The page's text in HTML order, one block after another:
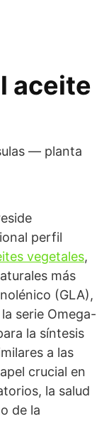
aceite
perfil
vegetales,
más
(GLA),
serie Omega-
la síntesis
a las
crucial en
la salud
de la